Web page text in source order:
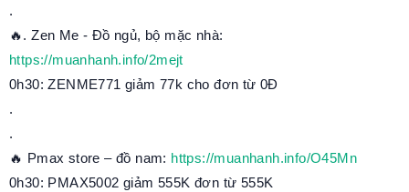
.
🔥. Zen Me - Đồ ngủ, bộ mặc nhà:
https://muanhanh.info/2mejt
0h30: ZENME771 giảm 77k cho đơn từ 0Đ
.
.
🔥 Pmax store – đồ nam: https://muanhanh.info/O45Mn
0h30: PMAX5002 giảm 555K đơn từ 555K